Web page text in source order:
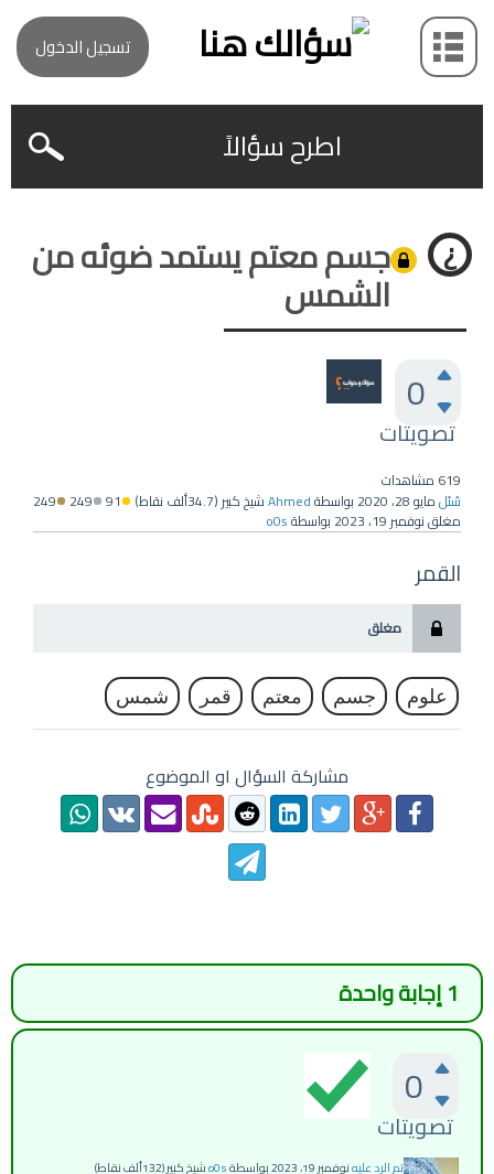
تسجيل الدخول
اطرح سؤالاً
جسم معتم يستمد ضوئه من
الشمس
0
تصويتات
619 مشاهدات
سُئلمايو 28، 2020 بواسطةAhmedشيخ كبير(34.7ألف نقاط) 91
249
249
مغلقنوفمبر 19، 2023 بواسطةo0s
القمر
مغلق
علوم جسم معتم قمر شمس
مشاركة السؤال او الموضوع
1إجابة واحدة
0
تصويتات
تم الرد عليهنوفمبر 19، 2023 بواسطةo0sشيخ كبير(132ألف
نقاط)